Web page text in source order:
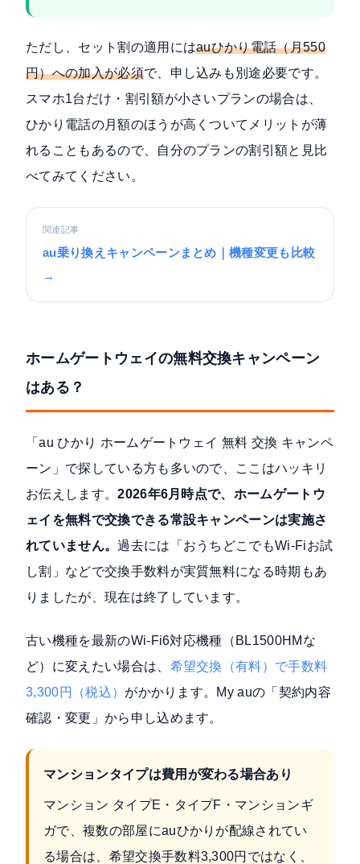
ただし、セット割の適用にはauひかり電話（月550
円）への加入が必須で、申し込みも別途必要です。
スマホ1台だけ・割引額が小さいプランの場合は、
ひかり電話の月額のほうが高くついてメリットが薄
れることもあるので、自分のプランの割引額と見比
べてみてください。
関連記事
au乗り換えキャンペーンまとめ｜機種変更も比較
→
ホームゲートウェイの無料交換キャンペーン
はある？
「au ひかり ホームゲートウェイ 無料 交換 キャンペ
ーン」で探している方も多いので、ここはハッキリ
お伝えします。2026年6月時点で、ホームゲートウ
ェイを無料で交換できる常設キャンペーンは実施さ
れていません。過去には「おうちどこでもWi-Fiお試
し割」などで交換手数料が実質無料になる時期もあ
りましたが、現在は終了しています。
古い機種を最新のWi-Fi6対応機種（BL1500HMな
ど）に変えたい場合は、 希望交換（有料）で手数料
3,300円（税込） がかかります。My auの「契約内容
確認・変更」から申し込めます。
マンションタイプは費用が変わる場合あり
マンション タイプE・タイプF・マンションギ
ガで、複数の部屋にauひかりが配線されてい
る場合は、希望交換手数料3,300円ではなく、